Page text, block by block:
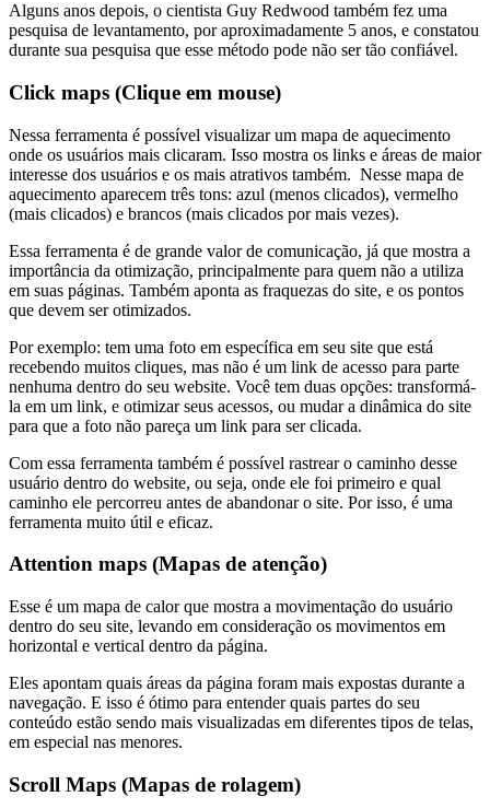
Alguns anos depois, o cientista Guy Redwood também fez uma
pesquisa de levantamento, por aproximadamente 5 anos, e constatou
durante sua pesquisa que esse método pode não ser tão confiável.
Click maps (Clique em mouse)
Nessa ferramenta é possível visualizar um mapa de aquecimento
onde os usuários mais clicaram. Isso mostra os links e áreas de maior
interesse dos usuários e os mais atrativos também. Nesse mapa de
aquecimento aparecem três tons: azul (menos clicados), vermelho
(mais clicados) e brancos (mais clicados por mais vezes).
Essa ferramenta é de grande valor de comunicação, já que mostra a
importância da otimização, principalmente para quem não a utiliza
em suas páginas. Também aponta as fraquezas do site, e os pontos
que devem ser otimizados.
Por exemplo: tem uma foto em específica em seu site que está
recebendo muitos cliques, mas não é um link de acesso para parte
nenhuma dentro do seu website. Você tem duas opções: transformá-
la em um link, e otimizar seus acessos, ou mudar a dinâmica do site
para que a foto não pareça um link para ser clicada.
Com essa ferramenta também é possível rastrear o caminho desse
usuário dentro do website, ou seja, onde ele foi primeiro e qual
caminho ele percorreu antes de abandonar o site. Por isso, é uma
ferramenta muito útil e eficaz.
Attention maps (Mapas de atenção)
Esse é um mapa de calor que mostra a movimentação do usuário
dentro do seu site, levando em consideração os movimentos em
horizontal e vertical dentro da página.
Eles apontam quais áreas da página foram mais expostas durante a
navegação. E isso é ótimo para entender quais partes do seu
conteúdo estão sendo mais visualizadas em diferentes tipos de telas,
em especial nas menores.
Scroll Maps (Mapas de rolagem)